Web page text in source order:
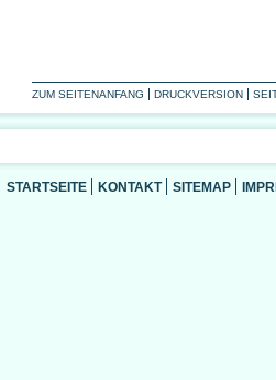
ZUM SEITENANFANG DRUCKVERSION
STARTSEITE KONTAKT SITEMAP